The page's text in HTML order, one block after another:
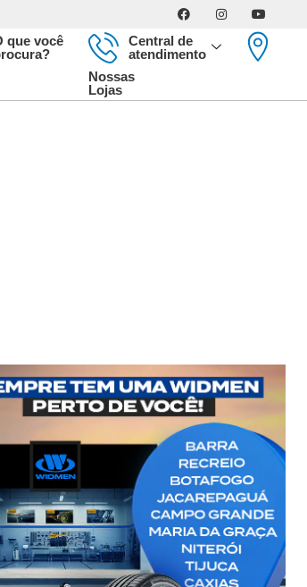
que você
Central de
atendimento
Nossas
Lojas